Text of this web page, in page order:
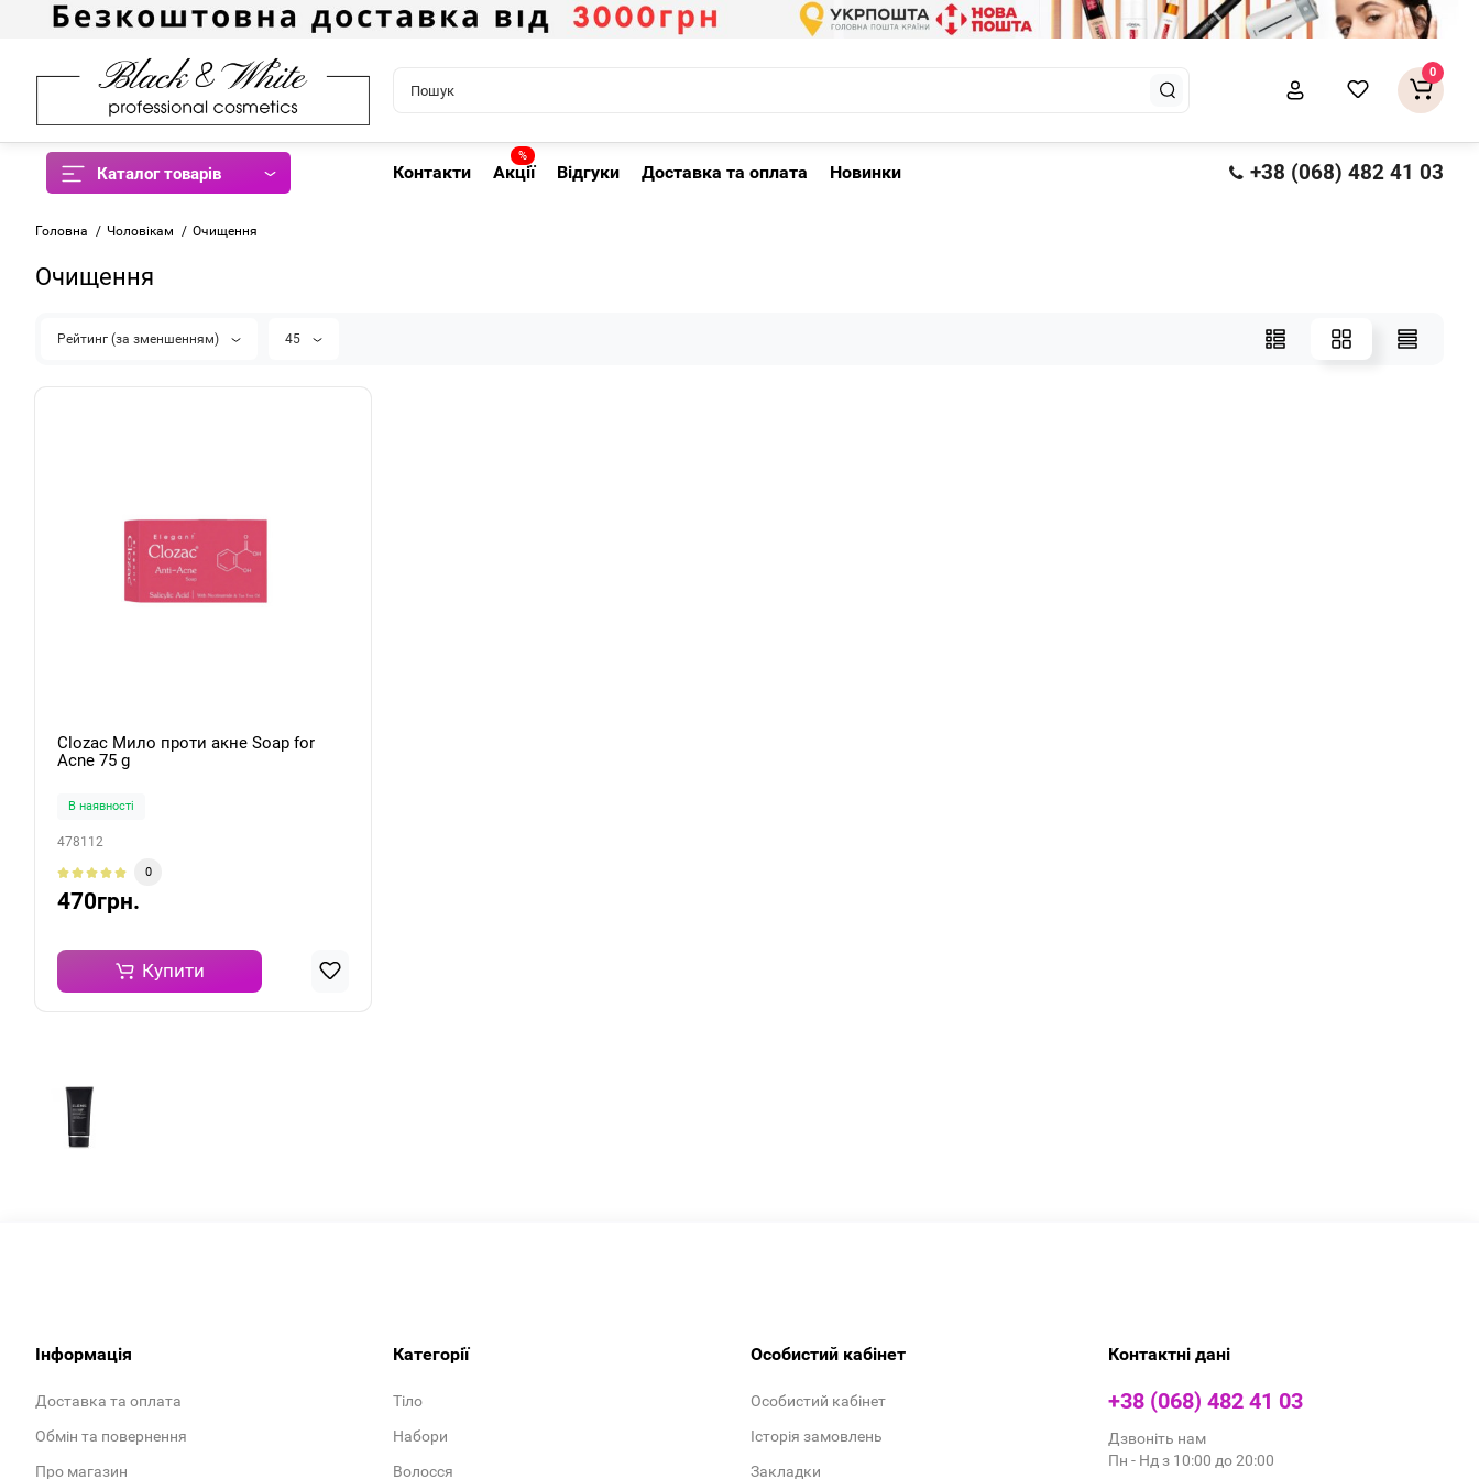
0
Каталог товарів Контакти
%
Акції Відгуки Доставка та оплата Новинки +38 (068) 482 41 03
Головна Чоловікам Очищення
Очищення
Рейтинг (за зменшенням) 45
Clozac Мило проти акне Soap for
Acne 75 g
В наявності
478112
0
470грн.
Купити
Контактні дані
+38 (068) 482 41 03
Дзвоніть нам
Пн - Нд з 10:00 до 20:00
Інформація
Доставка та оплата
Обмін та повернення
Про магазин
Категорії
Тіло
Набори
Волосся
Особистий кабінет
Особистий кабінет
Історія замовлень
Закладки